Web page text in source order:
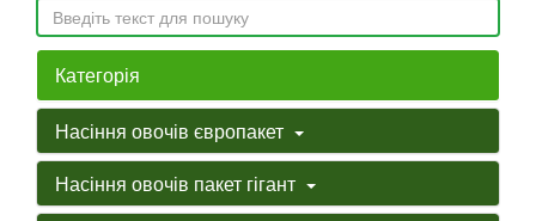
Категорія
Насіння овочів європакет
Насіння овочів пакет гігант